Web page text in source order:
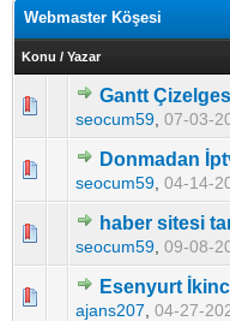
Webmaster Köşesi
Konu / Yazar
Gantt
seocum59, 07-03-
0 Oy -
Donmadan
seocum59, 04-14-
0 Oy -
haber sitesi
seocum59, 09-08-
0 Oy -
Esenyurt
ajans207, 04-27-
0 Oy -